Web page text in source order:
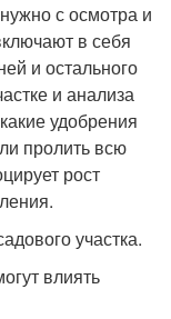
с осмотра и
в себя
и остального
и анализа
удобрения
пролить всю
рост
участка.
влиять